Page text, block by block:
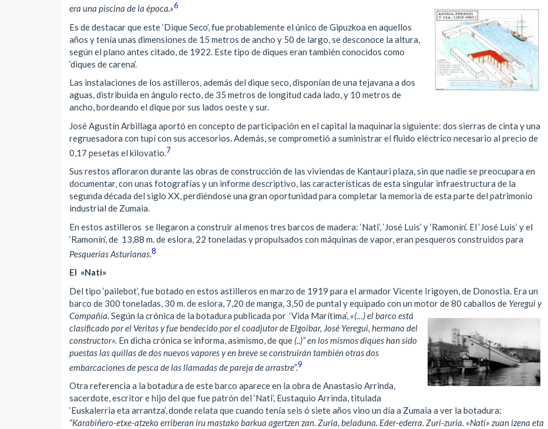
era una piscina de la época.»6
Es de destacar que este ‘Dique Seco’, fue probablemente el único de Gipuzkoa en aquellos
años y tenía unas dimensiones de 15 metros de ancho y 50 de largo, se desconoce la altura,
según el plano antes citado, de 1922. Este tipo de diques eran también conocidos como
‘diques de carena’.
Las instalaciones de los astilleros, además del dique seco, disponían de una tejavana a dos
aguas, distribuida en ángulo recto, de 35 metros de longitud cada lado, y 10 metros de
ancho, bordeando el dique por sus lados oeste y sur.
José Agustín Arbillaga aportó en concepto de participación en el capital la maquinaria siguiente: dos sierras de cinta y una
regruesadora con tupí con sus accesorios. Además, se comprometió a suministrar el fluido eléctrico necesario al precio de
0,17 pesetas el kilovatio.7
Sus restos afloraron durante las obras de construcción de las viviendas de Kantauri plaza, sin que nadie se preocupara en
documentar, con unas fotografías y un informe descriptivo, las características de esta singular infraestructura de la
segunda década del siglo XX, perdiéndose una gran oportunidad para completar la memoria de esta parte del patrimonio
industrial de Zumaia.
En estos astilleros se llegaron a construir al menos tres barcos de madera: ‘Nati’, ‘José Luis’ y ‘Ramonín’. El ‘José Luis’ y el
‘Ramonín’, de 13,88 m. de eslora, 22 toneladas y propulsados con máquinas de vapor, eran pesqueros construidos para
Pesquerías Asturianas.8
El «Nati»
Del tipo ‘pailebot’, fue botado en estos astilleros en marzo de 1919 para el armador Vicente Irigoyen, de Donostia. Era un
barco de 300 toneladas, 30 m. de eslora, 7,20 de manga, 3,50 de puntal y equipado con un motor de 80 caballos de Yeregui y
Compañía.Según la crónica de la botadura publicada por ‘Vida Marítima’, «(…) el barco está
clasificado por el Veritas y fue bendecido por el coadjutor de Elgoibar, José Yeregui, hermano del
constructor». En dicha crónica se informa, asimismo, de que (..)” en los mismos diques han sido
puestas las quillas de dos nuevos vapores y en breve se construirán también otras dos
embarcaciones de pesca de las llamadas de pareja de arrastre”.9
Otra referencia a la botadura de este barco aparece en la obra de Anastasio Arrinda,
sacerdote, escritor e hijo del que fue patrón del ‘Nati’, Eustaquio Arrinda, titulada
‘Euskalerria eta arrantza’, donde relata que cuando tenía seis ó siete años vino un día a Zumaia a ver la botadura:
“Karabiñero-etxe-atzeko erriberan iru mastako barkua agertzen zan. Zuria, beladuna. Eder-ederra. Zuri-zuria. «Nati» zuan izena eta